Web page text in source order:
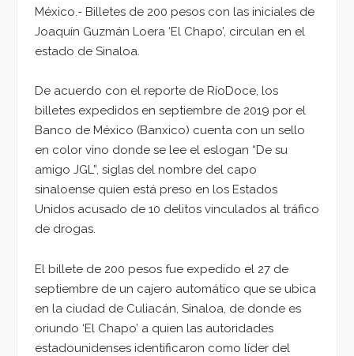
México.- Billetes de 200 pesos con las iniciales de
Joaquín Guzmán Loera ‘El Chapo’, circulan en el
estado de Sinaloa.
De acuerdo con el reporte de RíoDoce, los
billetes expedidos en septiembre de 2019 por el
Banco de México (Banxico) cuenta con un sello
en color vino donde se lee el eslogan “De su
amigo JGL”, siglas del nombre del capo
sinaloense quien está preso en los Estados
Unidos acusado de 10 delitos vinculados al tráfico
de drogas.
El billete de 200 pesos fue expedido el 27 de
septiembre de un cajero automático que se ubica
en la ciudad de Culiacán, Sinaloa, de donde es
oriundo ‘El Chapo’ a quien las autoridades
estadounidenses identificaron como líder del